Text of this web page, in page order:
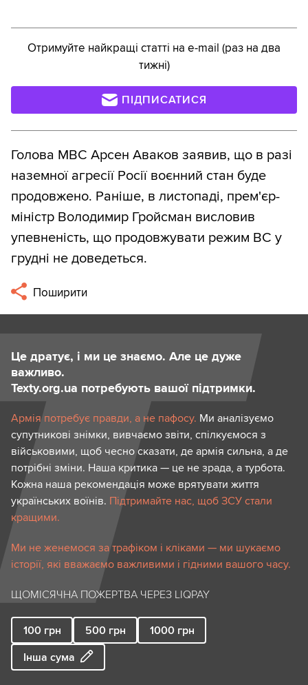
Отримуйте найкращі статті на e-mail (раз на два
тижні)
ПІДПИСАТИСЯ
Голова МВС Арсен Аваков заявив, що в разі
наземної агресії Росії воєнний стан буде
продовжено. Раніше, в листопаді, прем'єр-
міністр Володимир Гройсман висловив
упевненість, що продовжувати режим ВС у
грудні не доведеться.
Поширити
Це дратує, і ми це знаємо. Але це дуже
важливо.
Texty.org.ua потребують вашої підтримки.
Армія потребує правди, а не пафосу. Ми аналізуємо
супутникові знімки, вивчаємо звіти, спілкуємося з
військовими, щоб чесно сказати, де армія сильна, а де
потрібні зміни. Наша критика — це не зрада, а турбота.
Кожна наша рекомендація може врятувати життя
українських воїнів. Підтримайте нас, щоб ЗСУ стали
кращими.
Ми не женемося за трафіком і кліками — ми шукаємо
історії, які вважаємо важливими і гідними вашого часу.
ЩОМІСЯЧНА ПОЖЕРТВА ЧЕРЕЗ LIQPAY
100 грн 500 грн 1000 грн
Інша сума